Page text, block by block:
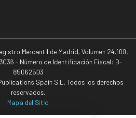
Mercantil de Madrid, Volumen 24.100,
- Número de Identificación Fiscal: B-
85062503
Spain S.L. Todos los derechos
reservados.
Mapa del Sitio